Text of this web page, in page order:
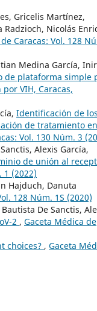
Gricelis Martínez,
Radzioch, Nicolás
Caracas: Vol. 128
Medina García,
de plataforma simple
VIH, Caracas,
Identificación de
de tratamiento en
Vol. 130 Núm. 3
Alexis García,
de unión al
1 (2022)
Hajduch, Danuta
128 Núm. 1S (2020)
De Sanctis,
2 , Gaceta Médica de
choices? , Gaceta